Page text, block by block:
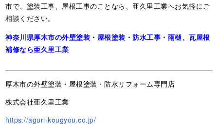
市で、塗装工事、屋根工事のことなら、亜久里工業へお気軽にご
相談ください。
神奈川県厚木市の外壁塗装・屋根塗装・防水工事・雨樋、瓦屋根
補修なら亜久里工業
厚木市の外壁塗装・屋根塗装・防水リフォーム専門店
株式会社亜久里工業
https://aguri-kougyou.co.jp/